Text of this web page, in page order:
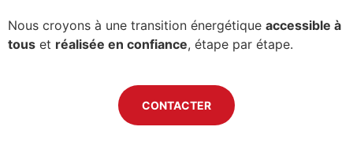
Nous croyons à une transition énergétique accessible à
tous et réalisée en confiance, étape par étape.
CONTACTER